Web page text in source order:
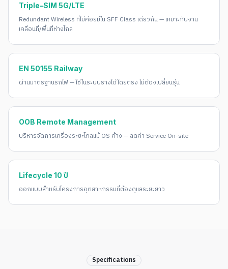
Triple-SIM 5G/LTE
Redundant Wireless ที่ไม่ค่อยมีใน SFF Class เดียวกัน — เหมาะกับงาน
เคลื่อนที่/พื้นที่ห่างไกล
EN 50155 Railway
ผ่านมาตรฐานรถไฟ — ใช้ในระบบรางได้โดยตรง ไม่ต้องเปลี่ยนรุ่น
OOB Remote Management
บริหารจัดการเครื่องระยะไกลแม้ OS ค้าง — ลดค่า Service On-site
Lifecycle 10 ปี
ออกแบบสำหรับโครงการอุตสาหกรรมที่ต้องดูแลระยะยาว
Specifications